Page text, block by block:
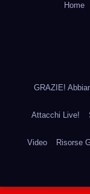
Home
GRAZIE!
Attacchi Live!
Video Risorse